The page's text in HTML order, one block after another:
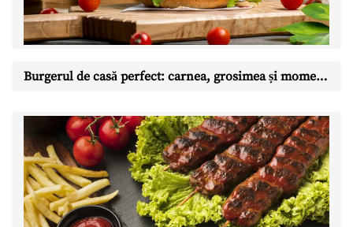
Burgerul de casă perfect: carnea, grosimea și momentul în care îl întorci